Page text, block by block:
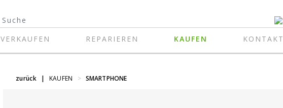
VERKAUFEN REPARIEREN KAUFEN KONTAKT
zurück | KAUFEN > SMARTPHONE